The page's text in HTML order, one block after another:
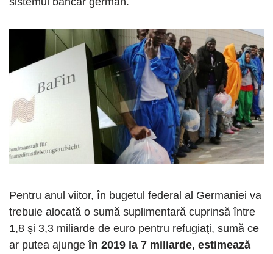
Pentru anul viitor, în bugetul federal al Germaniei va
trebuie alocată o sumă suplimentară cuprinsă între
1,8 şi 3,3 miliarde de euro pentru refugiaţi, sumă ce
ar putea ajunge în 2019 la 7 miliarde, estimează